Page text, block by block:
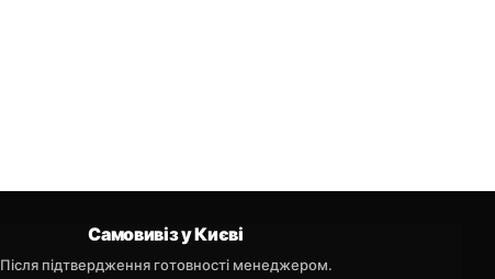
Самовивіз у Києві
Після підтвердження готовності менеджером.